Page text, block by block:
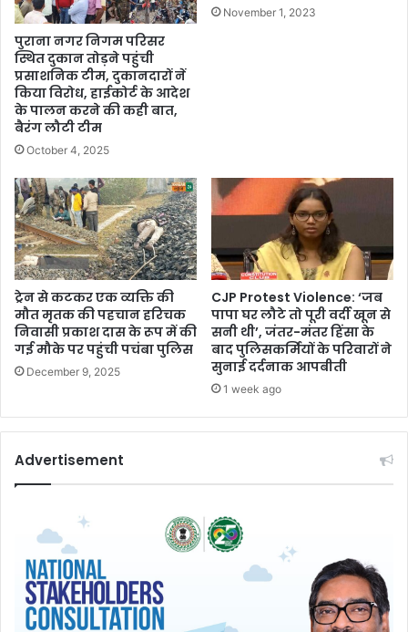
पुराना नगर निगम परिसर
स्थित दुकान तोड़ने पहुंची
प्रसाशनिक टीम, दुकानदारों नें
किया विरोध, हाईकोर्ट के आदेश
के पालन करने की कही बात,
बैरंग लौटी टीम
October 4, 2025
November 1, 2023
ट्रेन से कटकर एक व्यक्ति की
मौत मृतक की पहचान हरिचक
निवासी प्रकाश दास के रूप में की
गई मौके पर पहुंची पचंबा पुलिस
December 9, 2025
CJP Protest Violence: ‘जब
पापा घर लौटे तो पूरी वर्दी खून से
सनी थी’, जंतर-मंतर हिंसा के
बाद पुलिसकर्मियों के परिवारों ने
सुनाई दर्दनाक आपबीती
1 week ago
Advertisement